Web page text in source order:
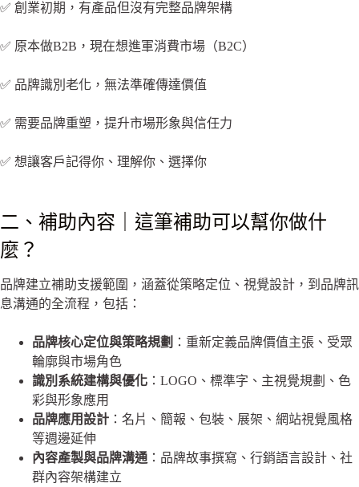
✅ 創業初期，有產品但沒有完整品牌架構
✅ 原本做B2B，現在想進軍消費市場（B2C）
✅ 品牌識別老化，無法準確傳達價值
✅ 需要品牌重塑，提升市場形象與信任力
✅ 想讓客戶記得你、理解你、選擇你
二、補助內容｜這筆補助可以幫你做什
麼？
品牌建立補助支援範圍，涵蓋從策略定位、視覺設計，到品牌訊
息溝通的全流程，包括：
品牌核心定位與策略規劃 ：重新定義品牌價值主張、受眾
輪廓與市場角色
識別系統建構與優化 ：LOGO、標準字、主視覺規劃、色
彩與形象應用
品牌應用設計 ：名片、簡報、包裝、展架、網站視覺風格
等週邊延伸
內容產製與品牌溝通 ：品牌故事撰寫、行銷語言設計、社
群內容架構建立